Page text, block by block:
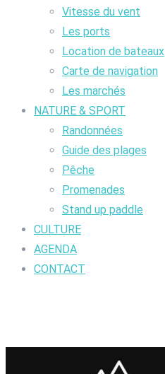
Vitesse du vent
Les ports
Location de bateaux
Carte de navigation
Les marchés
NATURE & SPORT
Randonnées
Guide des plages
Pêche
Promenades
Stand up paddle
CULTURE
AGENDA
CONTACT